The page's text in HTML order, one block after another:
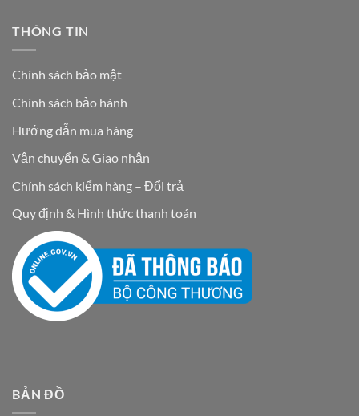
THÔNG TIN
Chính sách bảo mật
Chính sách bảo hành
Hướng dẫn mua hàng
Vận chuyển & Giao nhận
Chính sách kiểm hàng – Đổi trả
Quy định & Hình thức thanh toán
BẢN ĐỒ